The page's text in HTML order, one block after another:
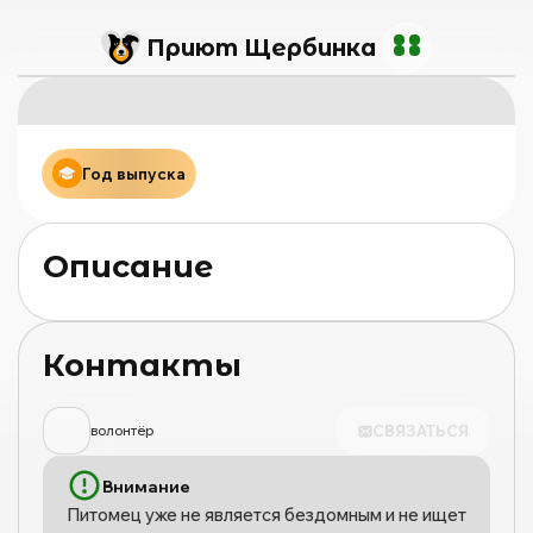
Приют Щербинка
Описание
Контакты
волонтёр СВЯЗАТЬСЯ
Внимание
Питомец уже не является бездомным и не ищет
Год выпуска